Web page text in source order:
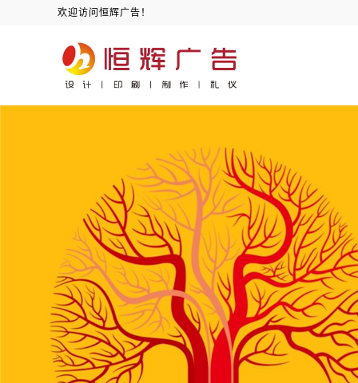
欢迎访问恒辉广告！